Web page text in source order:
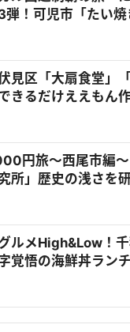
弾！可児市「たい
リエーション豊富
＆岐阜市「金生堂」
移りしまくり！？
見区「大扇食堂」
きるだけええもん
シェフがお出迎え
円旅～西尾市編～
所」歴史の浅さを
町「とんかつ処 た
店が西尾の新名物
ールド）』
ルメHigh&Low！
覚悟の海鮮丼ラン
まゆう 茶屋ヶ坂店
ーキ風酢豚がお値打